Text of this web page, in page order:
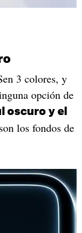
3 colores, y
opción de
oscuro y el
los fondos de